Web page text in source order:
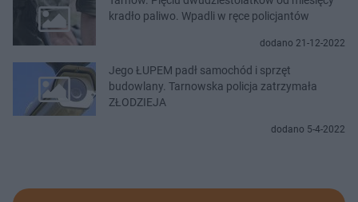
kradło paliwo. Wpadli w ręce policjantów
dodano 21-12-2022
Jego ŁUPEM padł samochód i sprzęt
budowlany. Tarnowska policja zatrzymała
ZŁODZIEJA
dodano 5-4-2022